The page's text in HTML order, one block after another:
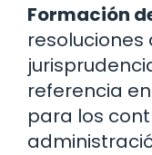
Formación
referencia
para los